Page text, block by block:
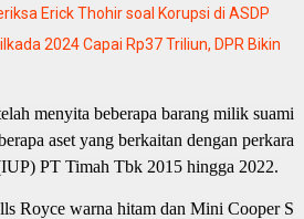
Erick Thohir soal Korupsi di ASDP
2024 Capai Rp37 Triliun, DPR Bikin
menyita beberapa barang milik suami
aset yang berkaitan dengan perkara
PT Timah Tbk 2015 hingga 2022.
Royce warna hitam dan Mini Cooper S